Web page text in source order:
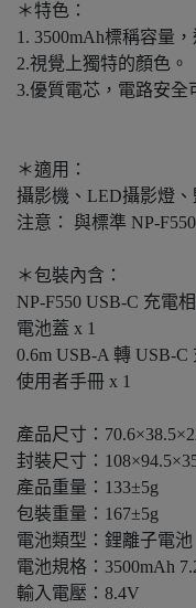
＊特色：
1. 3500mAh標稱容量
2.視覺上獨特的顏色。
3.優質電芯，電路安全
＊適用：
攝影機、LED攝影燈
注意： 與標準 NP-
＊包裝內含：
NP-F550 USB-C 充電
電池蓋 x 1
0.6m USB-A 轉 USB-C
使用者手冊 x 1
產品尺寸：
封裝尺寸：
產品重量：133±5g
包裝重量：167±5g
電池類型：鋰離子電池
電池規格：3500mAh
輸入電壓：8.4V